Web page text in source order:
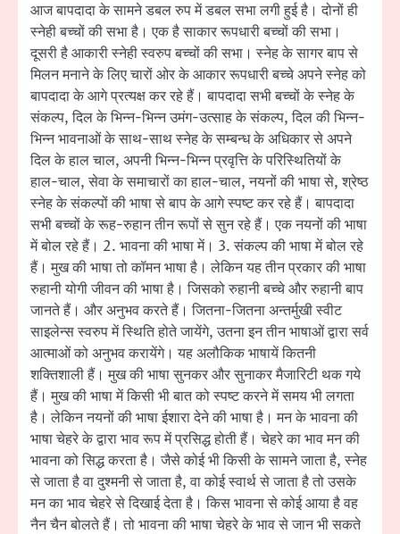
आज बापदादा के सामने डबल रुप में डबल सभा लगी हुई है। दोनों ही
स्नेही बच्चों की सभा है। एक है साकार रूपधारी बच्चों की सभा।
दूसरी है आकारी स्नेही स्वरुप बच्चों की सभा। स्नेह के सागर बाप से
मिलन मनाने के लिए चारों ओर के आकार रूपधारी बच्चे अपने स्नेह को
बापदादा के आगे प्रत्यक्ष कर रहे हैं। बापदादा सभी बच्चों के स्नेह के
संकल्प, दिल के भिन्न-भिन्न उमंग-उत्साह के संकल्प, दिल की भिन्न-
भिन्न भावनाओं के साथ-साथ स्नेह के सम्बन्ध के अधिकार से अपने
दिल के हाल चाल, अपनी भिन्न-भिन्न प्रवृत्ति के परिस्थितियों के
हाल-चाल, सेवा के समाचारों का हाल-चाल, नयनों की भाषा से, श्रेष्ठ
स्नेह के संकल्पों की भाषा से बाप के आगे स्पष्ट कर रहे हैं। बापदादा
सभी बच्चों के रूह-रुहान तीन रूपों से सुन रहे हैं। एक नयनों की भाषा
में बोल रहे हैं। 2. भावना की भाषा में। 3. संकल्प की भाषा में बोल रहे
हैं। मुख की भाषा तो कॉमन भाषा है। लेकिन यह तीन प्रकार की भाषा
रुहानी योगी जीवन की भाषा है। जिसको रुहानी बच्चे और रुहानी बाप
जानते हैं। और अनुभव करते हैं। जितना-जितना अन्तर्मुखी स्वीट
साइलेन्स स्वरुप में स्थिति होते जायेंगे, उतना इन तीन भाषाओं द्वारा सर्व
आत्माओं को अनुभव करायेंगे। यह अलौकिक भाषायें कितनी
शक्तिशाली हैं। मुख की भाषा सुनकर और सुनाकर मैजारिटी थक गये
हैं। मुख की भाषा में किसी भी बात को स्पष्ट करने में समय भी लगता
है। लेकिन नयनों की भाषा ईशारा देने की भाषा है। मन के भावना की
भाषा चेहरे के द्वारा भाव रूप में प्रसिद्ध होती हैं। चेहरे का भाव मन की
भावना को सिद्ध करता है। जैसे कोई भी किसी के सामने जाता है, स्नेह
से जाता है वा दुश्मनी से जाता है, वा कोई स्वार्थ से जाता है तो उसके
मन का भाव चेहरे से दिखाई देता है। किस भावना से कोई आया है वह
नैन चैन बोलते हैं। तो भावना की भाषा चेहरे के भाव से जान भी सकते